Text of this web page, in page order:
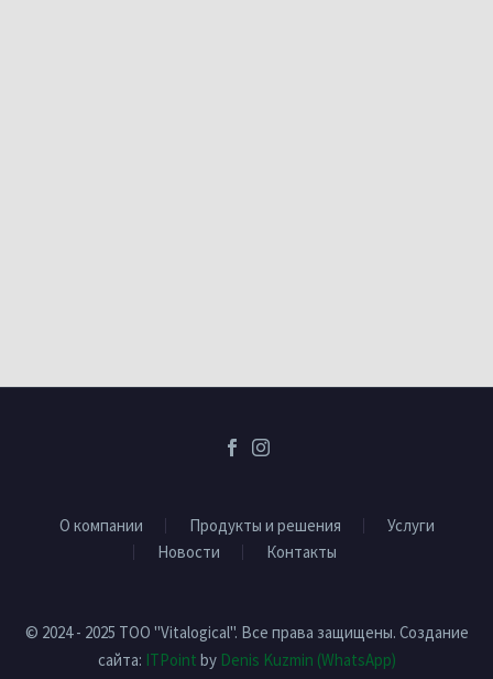
О компании Продукты и решения
Услуги
Новости
Контакты
© 2024 - 2025 ТОО "Vitalogical". Все права защищены. Создание
сайта: ITPoint by Denis Kuzmin (WhatsApp)